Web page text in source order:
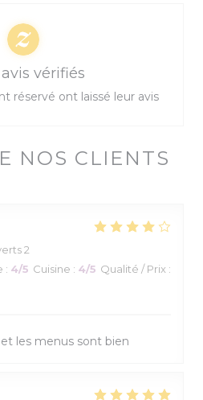
NOS CLIENTS
2
: 4/5 Cuisine : 4/5 Qualité / Prix :
les menus sont bien
avis vérifiés
réservé ont laissé leur avis